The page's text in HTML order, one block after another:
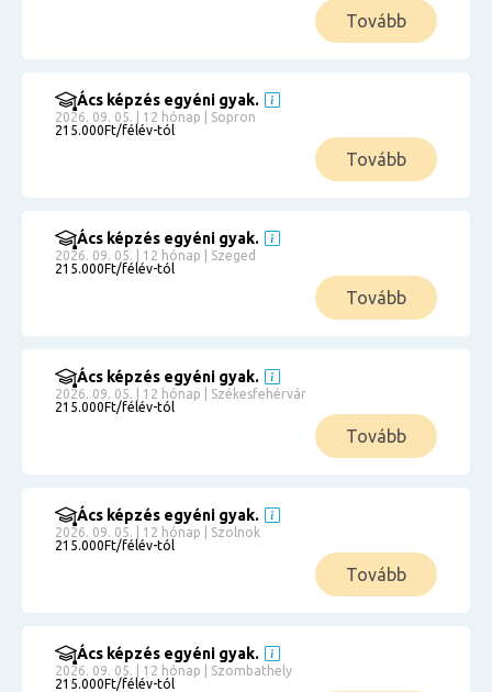
Tovább
Ács képzés egyéni gyak.
2026. 09. 05. | 12 hónap | Sopron
215.000Ft/félév-tól
Tovább
Ács képzés egyéni gyak.
2026. 09. 05. | 12 hónap | Szeged
215.000Ft/félév-tól
Tovább
Ács képzés egyéni gyak.
2026. 09. 05. | 12 hónap | Székesfehérvár
215.000Ft/félév-tól
Tovább
Ács képzés egyéni gyak.
2026. 09. 05. | 12 hónap | Szolnok
215.000Ft/félév-tól
Tovább
Ács képzés egyéni gyak.
2026. 09. 05. | 12 hónap | Szombathely
215.000Ft/félév-tól